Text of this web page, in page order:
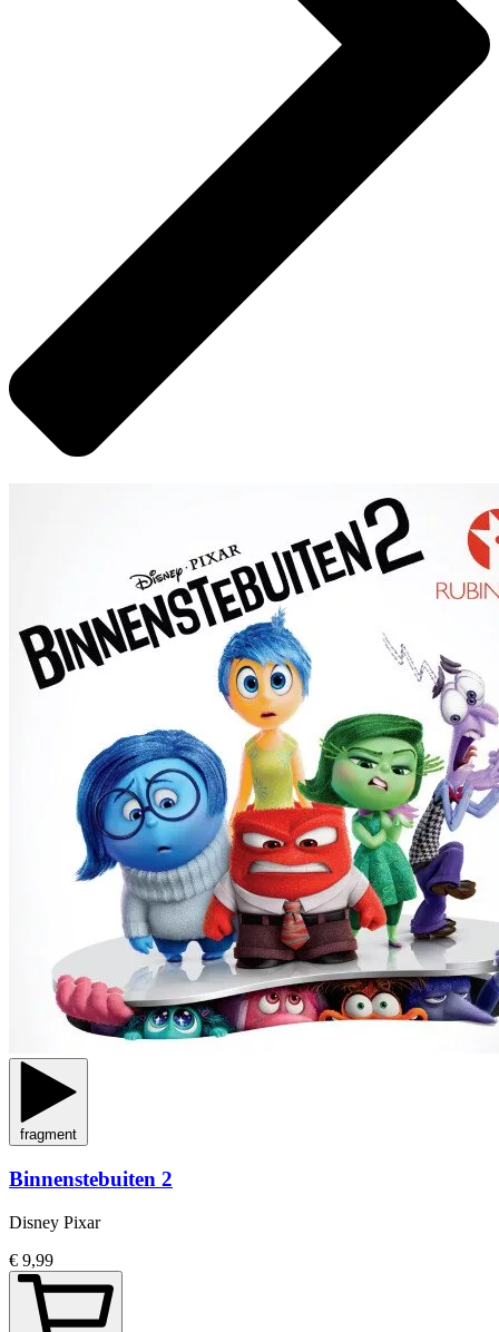
fragment
Binnenstebuiten 2
Disney Pixar
€ 9,99